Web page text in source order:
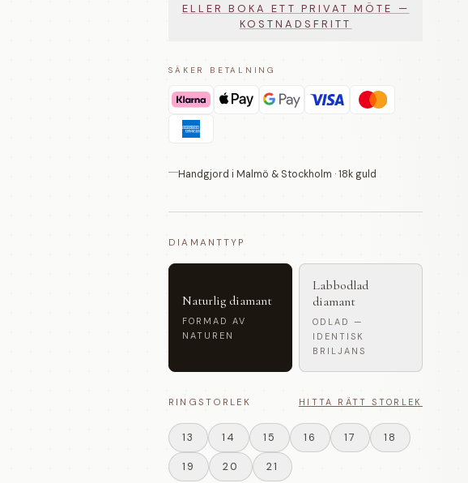
ELLER BOKA ETT PRIVAT MÖTE —
KOSTNADSFRITT
SÄKER BETALNING
Handgjord i Malmö & Stockholm · 18k guld
DIAMANTTYP
Naturlig diamant
FORMAD AV
NATUREN
Labbodlad
diamant
ODLAD —
IDENTISK
BRILJANS
RINGSTORLEK HITTA RÄTT STORLEK
13 14 15 16 17 18
19 20 21